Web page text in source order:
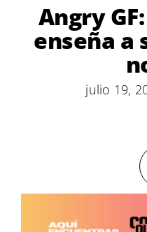
Angry
enseña a
julio 19,